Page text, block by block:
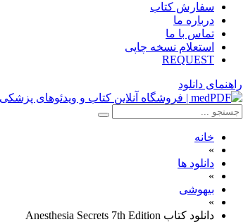
سفارش کتاب
درباره ما
تماس با ما
استعلام نسخه چاپی
REQUEST
راهنمای دانلود
خانه
»
دانلود ها
»
بیهوشی
»
دانلود کتاب Anesthesia Secrets 7th Edition